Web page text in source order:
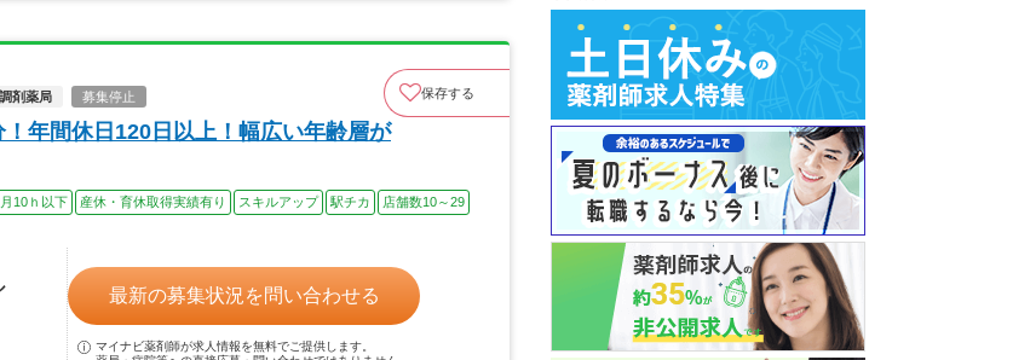
調剤薬局 募集停止 保存する
年間休日120日以上！幅広い年齢層が
10ｈ以下 産休・育休取得実績有り スキルアップ 駅チカ
店舗数10～29
最新の募集状況を問い合わせる
マイナビ薬剤師が求人情報を無料でご提供します。